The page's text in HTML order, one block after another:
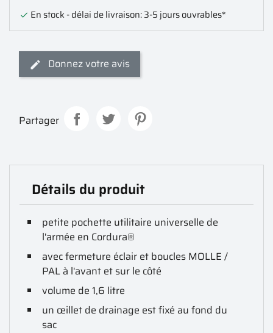
 En stock - délai de livraison: 3-5 jours ouvrables*
Donnez votre avis
Partager
Détails du produit
petite pochette utilitaire universelle de
l'armée en Cordura®
avec fermeture éclair et boucles MOLLE /
PAL à l'avant et sur le côté
volume de 1,6 litre
un œillet de drainage est fixé au fond du
sac